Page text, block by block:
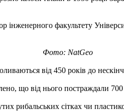
інженерного факультету
Фото: NatGeo
від 450 років до
що від нього постраждали 700
рибальських сітках чи